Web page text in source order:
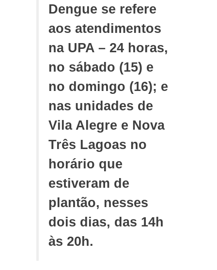
Dengue se refere
aos atendimentos
na UPA – 24 horas,
no sábado (15) e
no domingo (16); e
nas unidades de
Vila Alegre e Nova
Três Lagoas no
horário que
estiveram de
plantão, nesses
dois dias, das 14h
às 20h.